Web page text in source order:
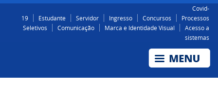
Covid-
19
Estudante Servidor Ingresso Concursos
Processos
Seletivos
Comunicação Marca e Identidade Visual
Acesso a
sistemas